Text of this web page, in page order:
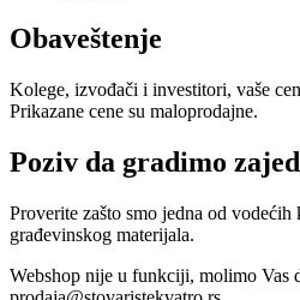
Obaveštenje
Kolege, izvođači i investitori, vaše
Prikazane cene su maloprodajne.
Poziv da gradimo
Proverite zašto smo jedna od
građevinskog materijala.
Webshop nije u funkciji, molimo Vas